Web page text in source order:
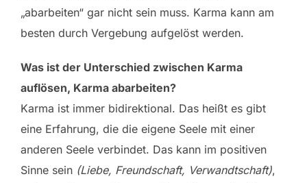
„abarbeiten“ gar nicht sein muss. Karma kann am
besten durch Vergebung aufgelöst werden.
Was ist der Unterschied zwischen Karma
auflösen, Karma abarbeiten?
Karma ist immer bidirektional. Das heißt es gibt
eine Erfahrung, die die eigene Seele mit einer
anderen Seele verbindet. Das kann im positiven
Sinne sein (Liebe, Freundschaft, Verwandtschaft),